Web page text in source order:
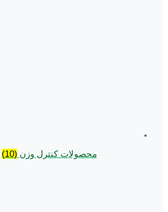
محصولات کنترل وزن (10)